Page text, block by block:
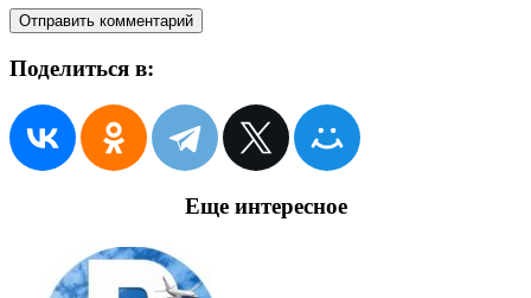
Поделиться в:
Еще интересное